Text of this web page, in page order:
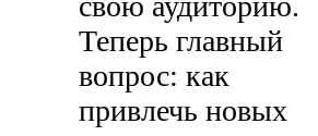
Теперь главный
вопрос: как
привлечь новых